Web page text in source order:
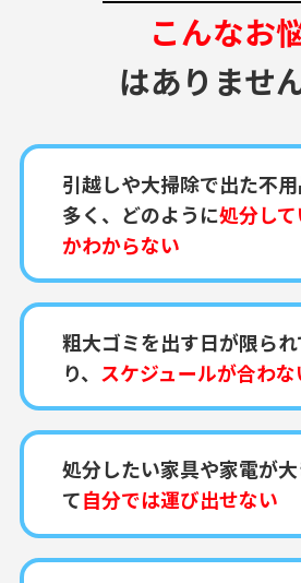
こんなお
はありませ
引越しや大掃除で出た不
多く、どのように処分し
かわからない
粗大ゴミを出す日が限ら
り、 スケジュールが合わな
処分したい家具や家電が大
て自分では運び出せない